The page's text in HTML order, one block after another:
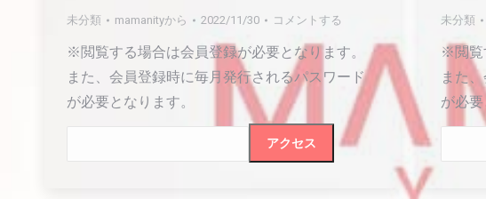
未分類 mamanityから 2022/11/30 コメントする
※閲覧する場合は会員登録が必要となります。
また、会員登録時に毎月発行されるパスワード
が必要となります。
未分類
※閲覧
また
が必要